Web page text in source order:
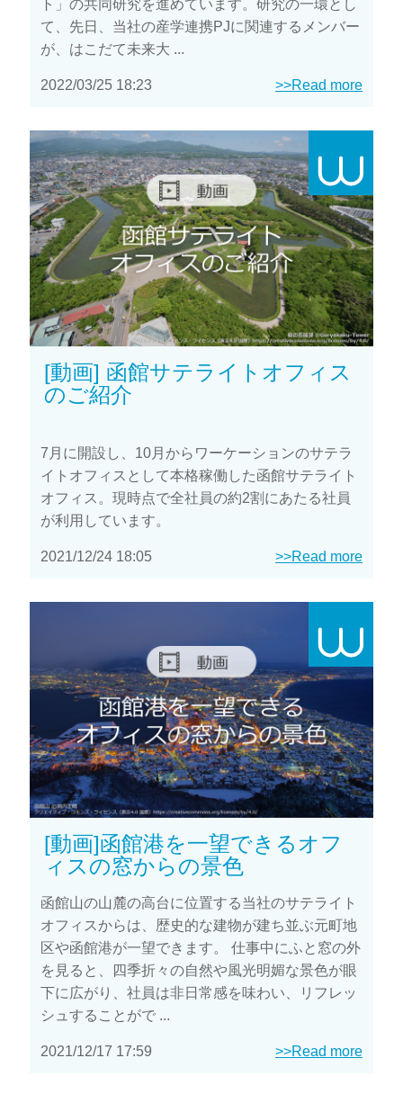
ト」の共同研究を進めています。研究の一環とし
て、先日、当社の産学連携PJに関連するメンバー
が、はこだて未来大 ...
2022/03/25 18:23 >>Read more
[動画] 函館サテライトオフィス
のご紹介
7月に開設し、10月からワーケーションのサテラ
イトオフィスとして本格稼働した函館サテライト
オフィス。現時点で全社員の約2割にあたる社員
が利用しています。
2021/12/24 18:05 >>Read more
[動画]函館港を一望できるオフ
ィスの窓からの景色
函館山の山麓の高台に位置する当社のサテライト
オフィスからは、歴史的な建物が建ち並ぶ元町地
区や函館港が一望できます。 仕事中にふと窓の外
を見ると、四季折々の自然や風光明媚な景色が眼
下に広がり、社員は非日常感を味わい、リフレッ
シュすることがで ...
2021/12/17 17:59 >>Read more